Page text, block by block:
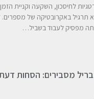
לחיסכון, השקעה וקניית
תרגיל באקרובטיקה של מספרים.
מפסיק לעבוד בשביל…
בריל מסבירים: הסחות